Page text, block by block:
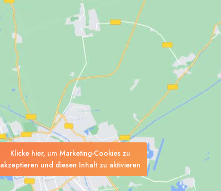
Klicke hier, um Marketing-Cookies zu
akzeptieren und diesen Inhalt zu aktivieren